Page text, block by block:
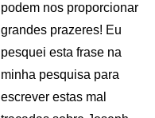
podem nos proporcionar
grandes prazeres! Eu
pesquei esta frase na
minha pesquisa para
escrever estas mal